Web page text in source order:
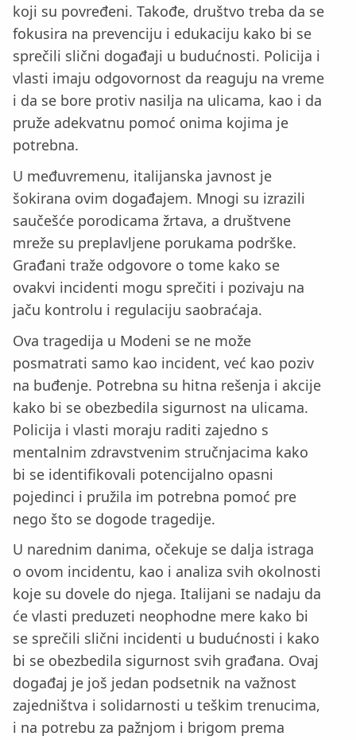
koji su povređeni. Takođe, društvo treba da se
fokusira na prevenciju i edukaciju kako bi se
sprečili slični događaji u budućnosti. Policija i
vlasti imaju odgovornost da reaguju na vreme
i da se bore protiv nasilja na ulicama, kao i da
pruže adekvatnu pomoć onima kojima je
potrebna.
U međuvremenu, italijanska javnost je
šokirana ovim događajem. Mnogi su izrazili
saučešće porodicama žrtava, a društvene
mreže su preplavljene porukama podrške.
Građani traže odgovore o tome kako se
ovakvi incidenti mogu sprečiti i pozivaju na
jaču kontrolu i regulaciju saobraćaja.
Ova tragedija u Modeni se ne može
posmatrati samo kao incident, već kao poziv
na buđenje. Potrebna su hitna rešenja i akcije
kako bi se obezbedila sigurnost na ulicama.
Policija i vlasti moraju raditi zajedno s
mentalnim zdravstvenim stručnjacima kako
bi se identifikovali potencijalno opasni
pojedinci i pružila im potrebna pomoć pre
nego što se dogode tragedije.
U narednim danima, očekuje se dalja istraga
o ovom incidentu, kao i analiza svih okolnosti
koje su dovele do njega. Italijani se nadaju da
će vlasti preduzeti neophodne mere kako bi
se sprečili slični incidenti u budućnosti i kako
bi se obezbedila sigurnost svih građana. Ovaj
događaj je još jedan podsetnik na važnost
zajedništva i solidarnosti u teškim trenucima,
i na potrebu za pažnjom i brigom prema